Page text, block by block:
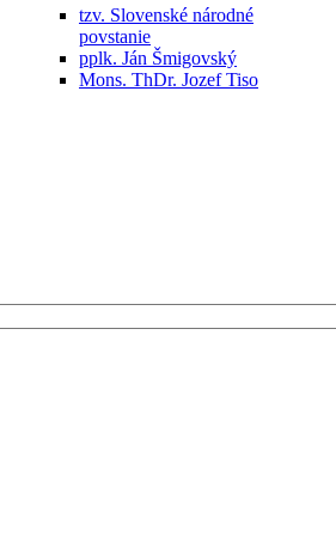
tzv. Slovenské národné
povstanie
pplk. Ján Šmigovský
Mons. ThDr. Jozef Tiso